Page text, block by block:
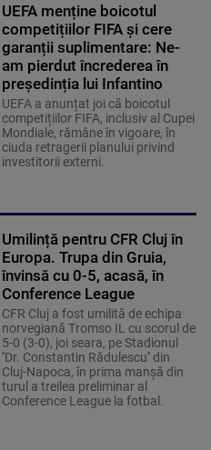
UEFA menține boicotul
competițiilor FIFA și cere
garanții suplimentare: Ne-
am pierdut încrederea în
președinția lui Infantino
UEFA a anunțat joi că boicotul
competițiilor FIFA, inclusiv al Cupei
Mondiale, rămâne în vigoare, în
ciuda retragerii planului privind
investitorii externi.
Umilință pentru CFR Cluj în
Europa. Trupa din Gruia,
învinsă cu 0-5, acasă, în
Conference League
CFR Cluj a fost umilită de echipa
norvegiană Tromso IL cu scorul de
5-0 (3-0), joi seara, pe Stadionul
''Dr. Constantin Rădulescu'' din
Cluj-Napoca, în prima manşă din
turul a treilea preliminar al
Conference League la fotbal.